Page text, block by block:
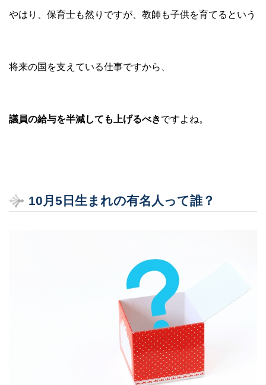
やはり、保育士も然りですが、教師も子供を育てるという
将来の国を支えている仕事ですから、
議員の給与を半減しても上げるべきですよね。
10月5日生まれの有名人って誰？